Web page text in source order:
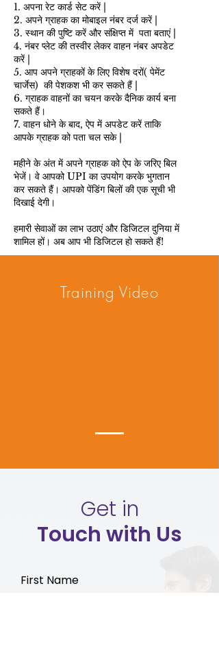
1. अपना रेट कार्ड सेट करें |
2. अपने ग्राहक का मोबाइल नंबर दर्ज करें |
3. स्थान की पुष्टि करें और संक्षिप्त में पता बताएं |
4. नंबर प्लेट की तस्वीर लेकर वाहन नंबर अपडेट
करें |
5. आप अपने ग्राहकों के लिए विशेष दरों( पेमेंट
चार्जेस) की पेशकश भी कर सकते हैं |
6. ग्राहक वाहनों का चयन करके दैनिक कार्य बना
सकते हैं।
7. वाहन धोने के बाद, ऐप में अपडेट करें ताकि
आपके ग्राहक को पता चल सके |
महीने के अंत में अपने ग्राहक को ऐप के जरिए बिल
भेजें। वे आपको UPI का उपयोग करके भुगतान
कर सकते हैं। आपको पेंडिंग बिलों की एक सूची भी
दिखाई देगी।
हमारी सेवाओं का लाभ उठाएं और डिजिटल दुनिया में
शामिल हों। अब आप भी डिजिटल हो सकते हैं!
Training Video
Get in
Touch with Us
First Name